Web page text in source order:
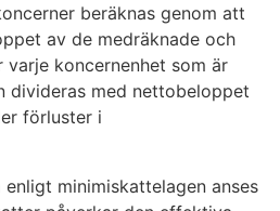
beräknas genom att
av de medräknade och
koncernenhet som är
divideras med nettobeloppet
förluster i
minimiskattelagen anses